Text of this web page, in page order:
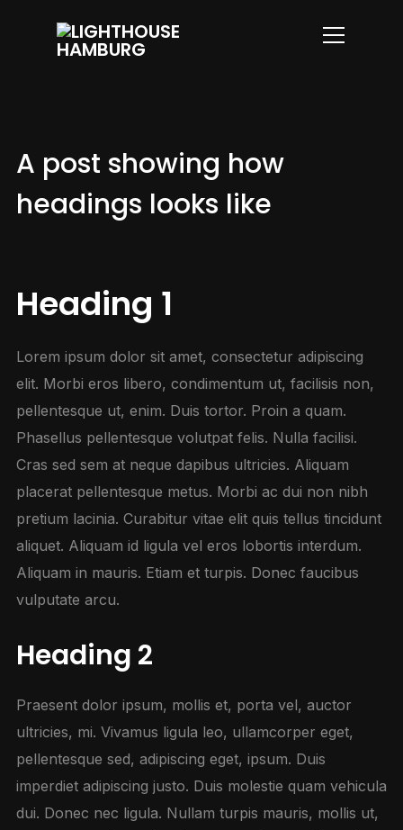
Info
A post showing how
headings looks like
Heading 1
Lorem ipsum dolor sit amet, consectetur adipiscing
elit. Morbi eros libero, condimentum ut, facilisis non,
pellentesque ut, enim. Duis tortor. Proin a quam.
Phasellus pellentesque volutpat felis. Nulla facilisi.
Cras sed sem at neque dapibus ultricies. Aliquam
placerat pellentesque metus. Morbi ac dui non nibh
pretium lacinia. Curabitur vitae elit quis tellus tincidunt
aliquet. Aliquam id ligula vel eros lobortis interdum.
Aliquam in mauris. Etiam et turpis. Donec faucibus
vulputate arcu.
Heading 2
Praesent dolor ipsum, mollis et, porta vel, auctor
ultricies, mi. Vivamus ligula leo, ullamcorper eget,
pellentesque sed, adipiscing eget, ipsum. Duis
imperdiet adipiscing justo. Duis molestie quam vehicula
dui. Donec nec ligula. Nullam turpis mauris, mollis ut,